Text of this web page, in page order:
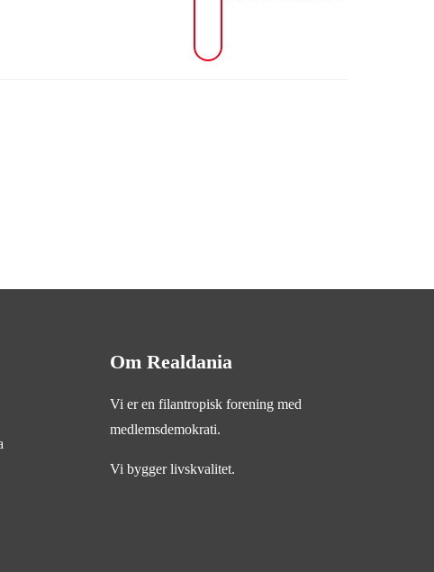
Om Realdania
Vi er en filantropisk forening med
medlemsdemokrati.
Vi bygger livskvalitet.